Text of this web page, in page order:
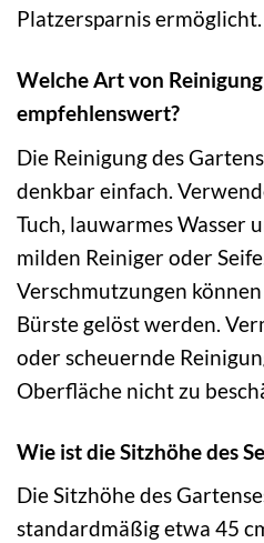
Platzersparnis ermöglicht.
Welche Art von
empfehlenswert?
Die Reinigung des
denkbar einfach.
Tuch, lauwarmes Wasser
milden Reiniger oder
Verschmutzungen
Bürste gelöst werden.
oder scheuernde
Oberfläche nicht zu
Wie ist die Sitzhöhe des
Die Sitzhöhe des
standardmäßig etwa 45